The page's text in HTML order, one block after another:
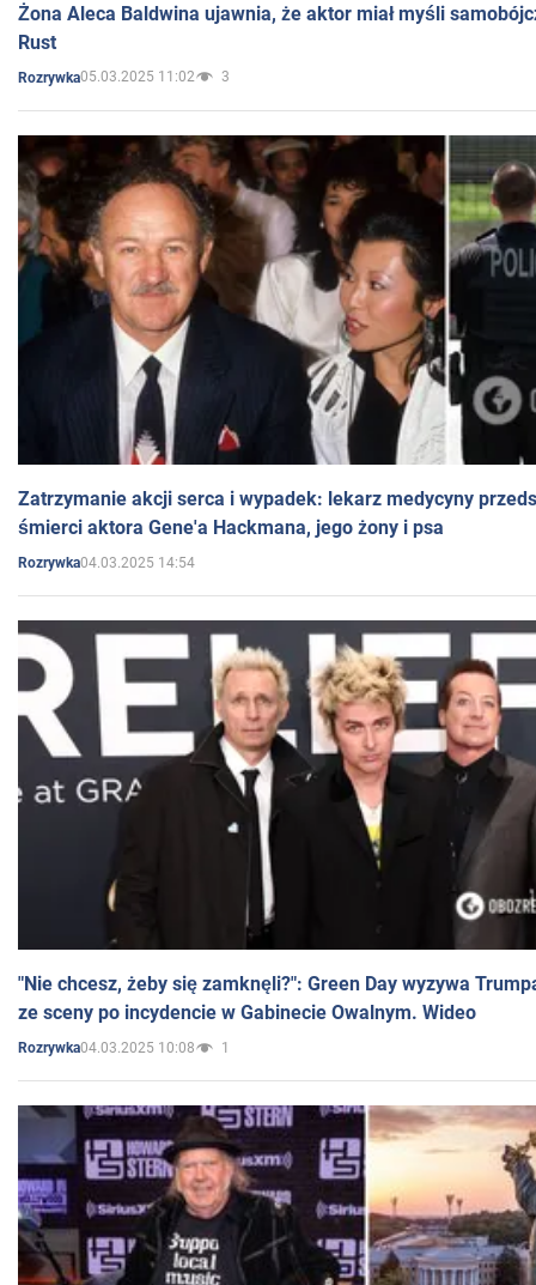
Żona Aleca Baldwina ujawnia, że aktor miał myśli
Rust
Rozrywka05.03.2025 11:02 3
Zatrzymanie akcji serca i wypadek: lekarz medycyny
śmierci aktora Gene'a Hackmana, jego żony i psa
Rozrywka04.03.2025 14:54
"Nie chcesz, żeby się zamknęli?": Green Day wyzywa
ze sceny po incydencie w Gabinecie Owalnym. Wideo
Rozrywka04.03.2025 10:08 1